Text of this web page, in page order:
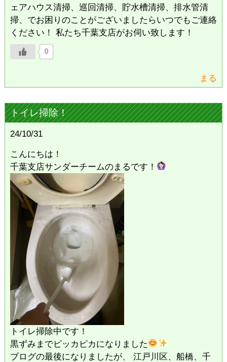
ェアハウス清掃、巡回清掃、貯水槽清掃、排水管清
掃、でお困りのことがございましたらいつでもご連絡
ください！ 私たち千葉支店がお伺い致します！
0
まる
トイレ掃除！
24/10/31
こんにちは！
千葉支店サンダーチームのまるです！
トイレ掃除中です！
黒ずみまでピッカピカになりました
ブログの最後になりましたが、 江戸川区、船橋、千